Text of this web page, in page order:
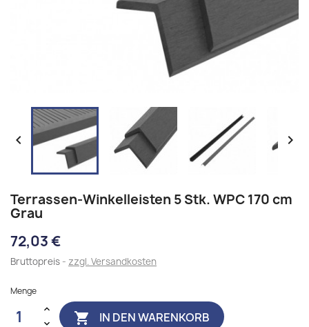
 
Terrassen-Winkelleisten 5 Stk. WPC 170 cm
Grau
72,03 €
Bruttopreis zzgl. Versandkosten
Menge
 IN DEN WARENKORB